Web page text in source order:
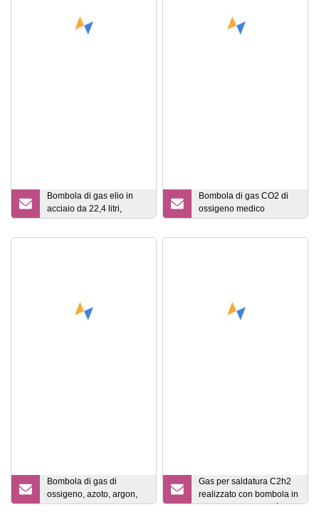
Bombola di gas elio in
acciaio da 22,4 litri,
riempita con gas elio, per
Bombola di gas CO2 di
ossigeno medico
industriale in acciaio
Bombola di gas di
ossigeno, azoto, argon,
argon, in acciaio senza
Gas per saldatura C2h2
realizzato con bombola in
acciaio di alta qualità